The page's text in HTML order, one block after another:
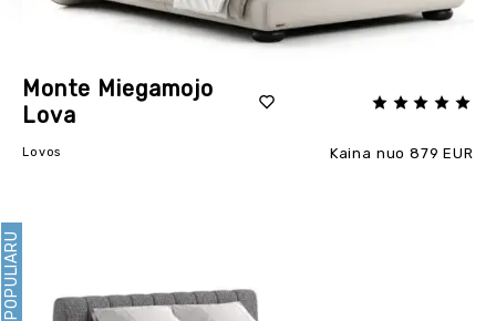
Monte Miegamojo
Lova
Lovos Kaina nuo 879 EUR
POPULIARU